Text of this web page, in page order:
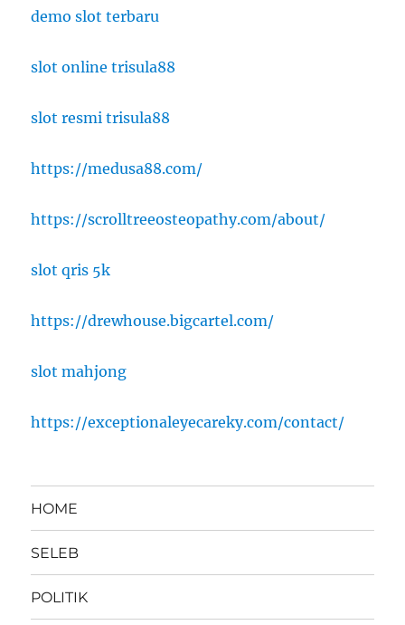
demo slot terbaru
slot online trisula88
slot resmi trisula88
https://medusa88.com/
https://scrolltreeosteopathy.com/about/
slot qris 5k
https://drewhouse.bigcartel.com/
slot mahjong
https://exceptionaleyecareky.com/contact/
HOME
SELEB
POLITIK